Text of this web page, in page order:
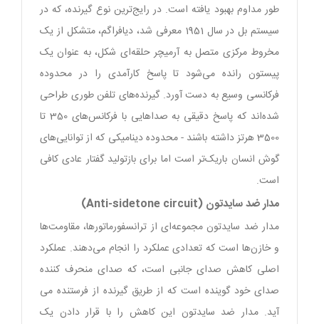
طور مداوم بهبود یافته است. در رایج‌ترین نوع گیرنده، که در
سیستم بل در سال 1951 معرفی شد، دیافراگم، متشکل از یک
مخروط مرکزی متصل به آرمیچر حلقه‌ای شکل، به عنوان یک
پیستون رانده می‌شود تا پاسخ کارآمدی را در محدوده
فرکانسی وسیع به دست آورد. گیرنده‌های تلفن طوری طراحی
شده‌اند که پاسخ دقیقی به صداهایی با فرکانس‌های 350 تا
3500 هرتز داشته باشند - محدوده دینامیکی که از توانایی‌های
گوش انسان باریک‌تر است اما برای بازتولید گفتار عادی کافی
است.
مدار ضد سایدتون (Anti-sidetone circuit)
مدار ضد سایدتون مجموعه‌ای از ترانسفورماتورها، مقاومت‌ها
و خازن‌ها است که تعدادی عملکرد را انجام می‌دهند. عملکرد
اصلی کاهش صدای جانبی است، که صدای منحرف کننده
صدای خود گوینده است که از طریق گیرنده از فرستنده می
آید. مدار ضد سایدتون این کاهش را با قرار دادن یک